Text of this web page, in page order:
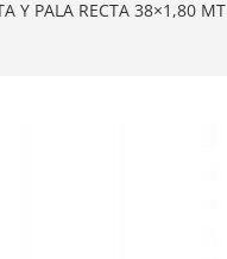
Y PALA RECTA 38×1,80 MT